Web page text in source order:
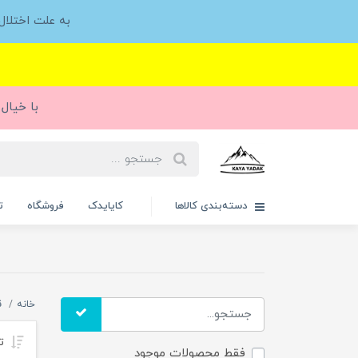
به علت
با
دسته‌بندی کالاها کایایدک فروشگاه
فقط محصولات موجود
خانه